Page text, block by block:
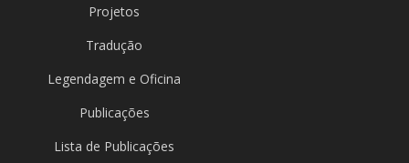
Projetos
Tradução
Legendagem e Oficina
Publicações
Lista de Publicações